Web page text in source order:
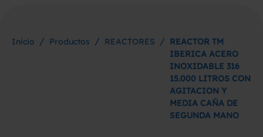
Inicio / Productos / REACTORES / REACTOR TM
IBERICA ACERO
INOXIDABLE 316
15.000 LITROS CON
AGITACION Y
MEDIA CAÑA DE
SEGUNDA MANO